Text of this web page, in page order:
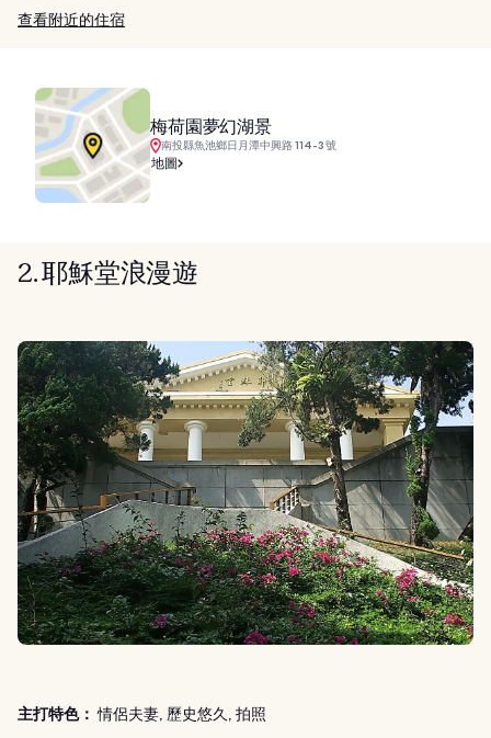
查看附近的住宿
梅荷園夢幻湖景
南投縣魚池鄉日月潭中興路 114-3 號
地圖
2. 耶穌堂浪漫遊
主打特色： 情侶夫妻, 歷史悠久, 拍照